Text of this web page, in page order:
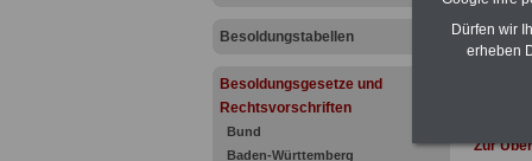
Besoldungstabellen
Besoldungsgesetze und
Rechtsvorschriften
Bund
Baden-Württemberg
Zur
Dürfen wir
erheben